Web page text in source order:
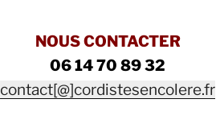
NOUS CONTACTER
06 14 70 89 32
contact[@]cordistesencolere.fr